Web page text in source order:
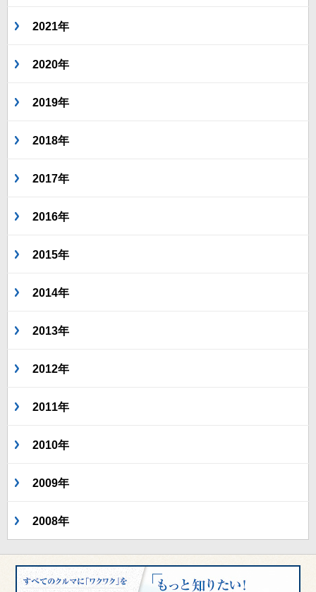
2021年
2020年
2019年
2018年
2017年
2016年
2015年
2014年
2013年
2012年
2011年
2010年
2009年
2008年